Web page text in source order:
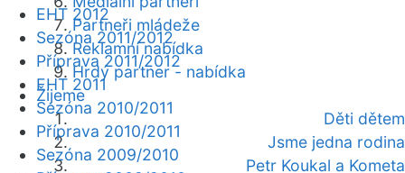
Partneři mládeže
Reklamní nabídka
Hrdý partner - nabídka
Žijeme
Děti dětem
Jsme jedna rodina
Petr Koukal a Kometa
EHT 2012
Sezóna 2011/2012
Příprava 2011/2012
EHT 2011
Sezóna 2010/2011
Příprava 2010/2011
Sezóna 2009/2010